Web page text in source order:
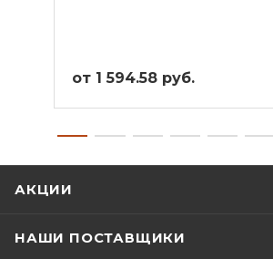
от 1 594.58 руб.
АКЦИИ
НАШИ ПОСТАВЩИКИ